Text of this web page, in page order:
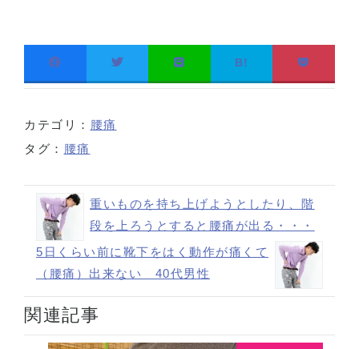
B!
カテゴリ： 腰痛
タグ： 腰痛
重いものを持ち上げようとしたり、階
段を上ろうとすると腰痛が出る・・・
5日くらい前に靴下をはく動作が痛くて
（腰痛）出来ない 40代男性
関連記事